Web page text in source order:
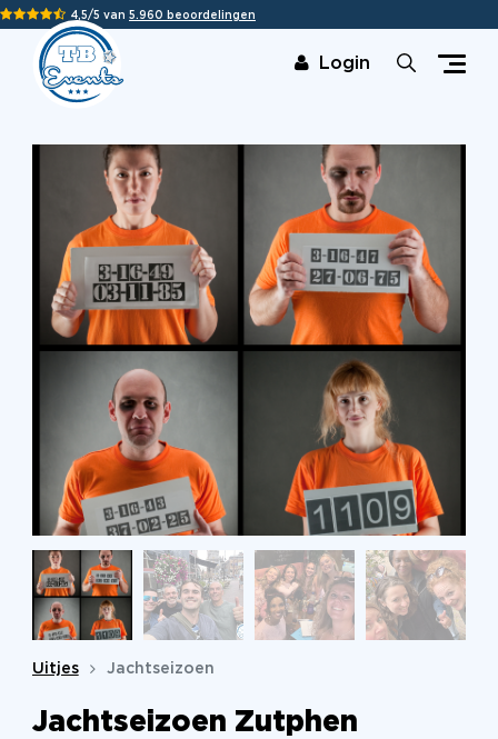
4,5/5 van 5.960 beoordelingen
Login
Uitjes Jachtseizoen
Jachtseizoen Zutphen